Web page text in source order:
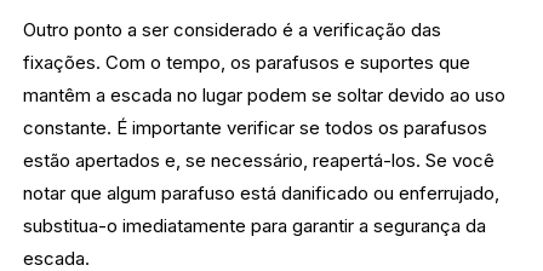
Outro ponto a ser considerado é a verificação das
fixações. Com o tempo, os parafusos e suportes que
mantêm a escada no lugar podem se soltar devido ao uso
constante. É importante verificar se todos os parafusos
estão apertados e, se necessário, reapertá-los. Se você
notar que algum parafuso está danificado ou enferrujado,
substitua-o imediatamente para garantir a segurança da
escada.